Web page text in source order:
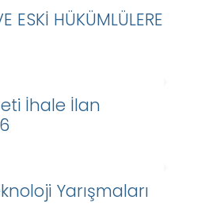
ESKİ HÜKÜMLÜLERE
İhale İlan
Yarışmaları